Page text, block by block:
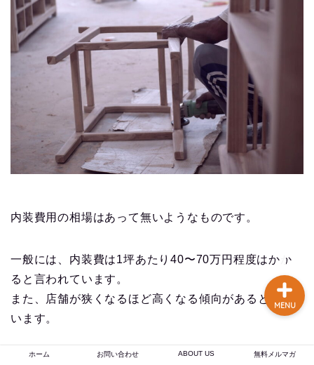
内装費用の相場はあって無いようなものです。
一般には、内装費は1坪あたり40〜70万円程度はかか
ると言われています。
また、店舗が狭くなるほど高くなる傾向があるとも言
います。
10坪以下の小さなカフェの内装費用の相場感として
ホーム お問い合わせ ABOUT US 無料メルマガ
MENU
【完全版】小さなカフェ
開業準備・必要なもの一
覧。未経験でもOK！体験
談あり
コーヒー焙煎のやり方
まとめ記事【初心者〜プ
ロまで完全解説】
【焙煎士歴16年のプロが
ーメイドのオリジナルブ
レンドコーヒー豆卸売り